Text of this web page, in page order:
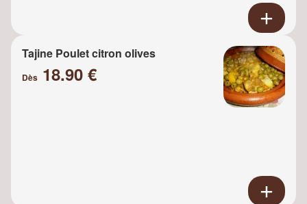
Tajine Poulet citron olives
Dès 18.90 €